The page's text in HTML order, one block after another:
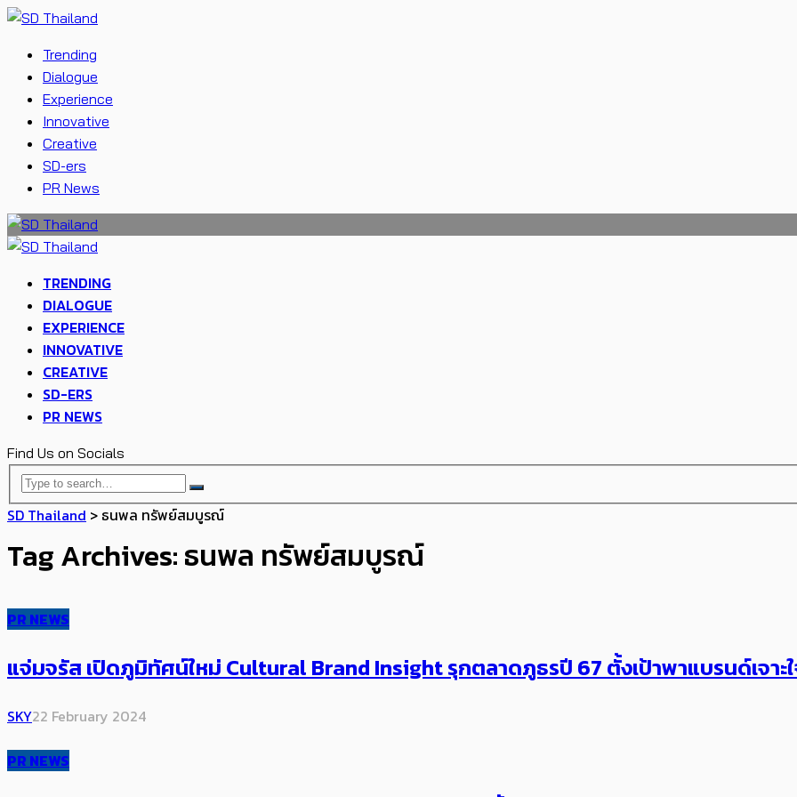
Trending
Dialogue
Experience
Innovative
Creative
SD-ers
PR News
TRENDING
DIALOGUE
EXPERIENCE
INNOVATIVE
CREATIVE
SD-ERS
PR NEWS
Find Us on Socials
SD Thailand > ธนพล ทรัพย์สมบูรณ์
Tag Archives: ธนพล ทรัพย์สมบูรณ์
PR NEWS
แจ่มจรัส เปิดภูมิทัศน์ใหม่ Cultural Brand Insight รุกตลาดภูธรปี 67 ตั้งเป้าพาแบรนด์เจา
SKY22 February 2024
PR NEWS